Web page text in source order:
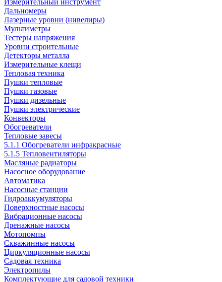
Измерительный инструмент
Дальномеры
Лазерные уровни (нивелиры)
Мультиметры
Тестеры напряжения
Уровни строительные
Детекторы металла
Измерительные клещи
Тепловая техника
Пушки тепловые
Пушки газовые
Пушки дизельные
Пушки электрические
Конвекторы
Обогреватели
Тепловые завесы
5.1.1 Обогреватели инфракрасные
5.1.5 Тепловентиляторы
Масляные радиаторы
Насосное оборудование
Автоматика
Насосные станции
Гидроаккумуляторы
Поверхностные насосы
Вибрационные насосы
Дренажные насосы
Мотопомпы
Скважинные насосы
Циркуляционные насосы
Садовая техника
Электропилы
Комплектующие для садовой техники